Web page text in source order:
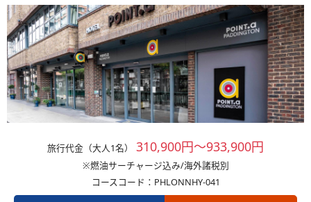
旅行代金（大人1名） 310,900円～933,900円
※燃油サーチャージ込み/海外諸税別
コースコード：PHLONNHY-041